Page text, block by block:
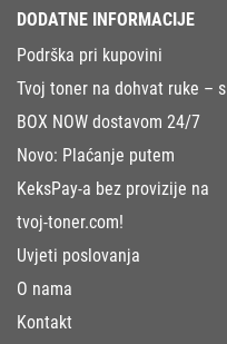
DODATNE INFORMACIJE
Podrška pri kupovini
Tvoj toner na dohvat ruke – s
BOX NOW dostavom 24/7
Novo: Plaćanje putem
KeksPay-a bez provizije na
tvoj-toner.com!
Uvjeti poslovanja
O nama
Kontakt